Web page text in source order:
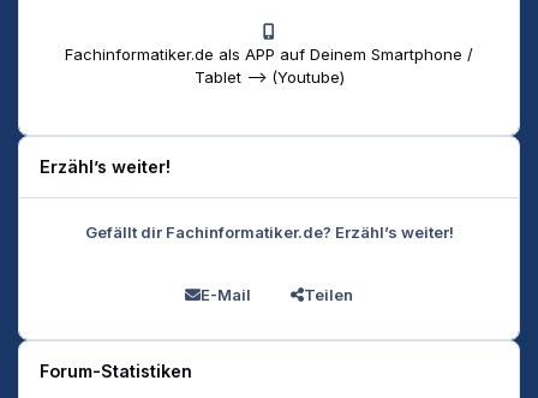
Fachinformatiker.de als APP auf Deinem Smartphone /
Tablet --> (Youtube)
Erzähl’s weiter!
Gefällt dir Fachinformatiker.de? Erzähl’s weiter!
E-Mail Teilen
Forum-Statistiken